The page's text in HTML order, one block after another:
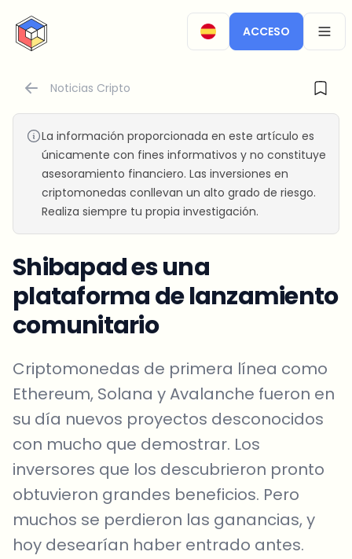
CryptoTicker
ACCESO
Noticias Cripto
La información proporcionada en este artículo es
únicamente con fines informativos y no constituye
asesoramiento financiero. Las inversiones en
criptomonedas conllevan un alto grado de riesgo.
Realiza siempre tu propia investigación.
Shibapad es una
plataforma de lanzamiento
comunitario
Criptomonedas de primera línea como
Ethereum, Solana y Avalanche fueron en
su día nuevos proyectos desconocidos
con mucho que demostrar. Los
inversores que los descubrieron pronto
obtuvieron grandes beneficios. Pero
muchos se perdieron las ganancias, y
hoy desearían haber entrado antes.